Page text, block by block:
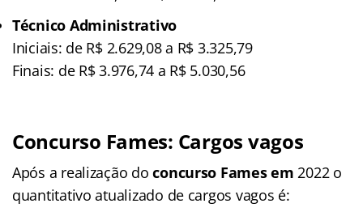
Técnico Administrativo
Iniciais: de R$ 2.629,08 a R$ 3.325,79
Finais: de R$ 3.976,74 a R$ 5.030,56
Concurso Fames: Cargos vagos
Após a realização doconcurso Fames em 2022 o
quantitativo atualizado de cargos vagos é: